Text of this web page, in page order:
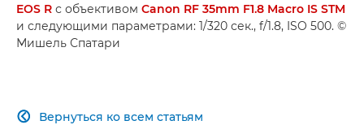
EOS R с объективом Canon RF 35mm F1.8 Macro IS STM
и следующими параметрами: 1/320 сек., f/1.8, ISO 500. ©
Мишель Спатари
Вернуться ко всем статьям
